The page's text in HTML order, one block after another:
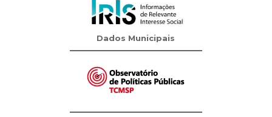
Dados Municipais